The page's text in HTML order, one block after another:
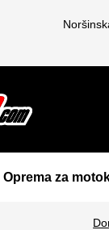
Oprema za